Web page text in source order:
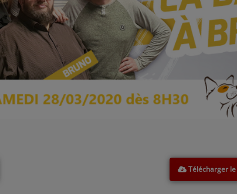
Télécharger